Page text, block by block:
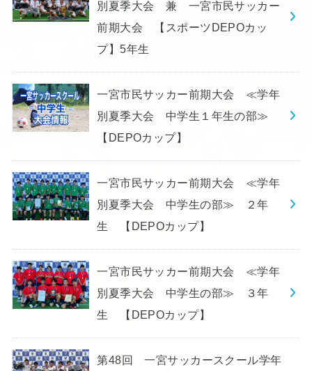
別夏季大会 兼 一宮市民サッカー
前期大会 【スポーツDEPOカッ
プ】5年生
一宮市民サッカー前期大会 ≪学年
別夏季大会 中学生１年生の部≫
【DEPOカップ】
一宮市民サッカー前期大会 ≪学年
別夏季大会 中学生の部≫ ２年
生 【DEPOカップ】
一宮市民サッカー前期大会 ≪学年
別夏季大会 中学生の部≫ ３年
生 【DEPOカップ】
第48回 一宮サッカースクール学年